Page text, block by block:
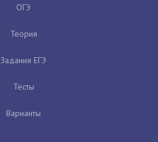
ОГЭ
Теория
Задания ЕГЭ
Тесты
Варианты